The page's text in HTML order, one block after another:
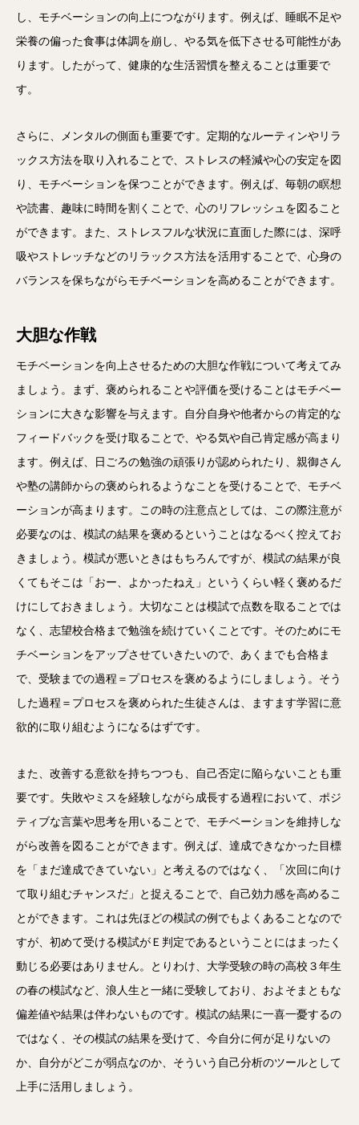
し、モチベーションの向上につながります。例えば、睡眠不足や
栄養の偏った食事は体調を崩し、やる気を低下させる可能性があ
ります。したがって、健康的な生活習慣を整えることは重要で
す。
さらに、メンタルの側面も重要です。定期的なルーティンやリラ
ックス方法を取り入れることで、ストレスの軽減や心の安定を図
り、モチベーションを保つことができます。例えば、毎朝の瞑想
や読書、趣味に時間を割くことで、心のリフレッシュを図ること
ができます。また、ストレスフルな状況に直面した際には、深呼
吸やストレッチなどのリラックス方法を活用することで、心身の
バランスを保ちながらモチベーションを高めることができます。
大胆な作戦
モチベーションを向上させるための大胆な作戦について考えてみ
ましょう。まず、褒められることや評価を受けることはモチベー
ションに大きな影響を与えます。自分自身や他者からの肯定的な
フィードバックを受け取ることで、やる気や自己肯定感が高まり
ます。例えば、日ごろの勉強の頑張りが認められたり、親御さん
や塾の講師からの褒められるようなことを受けることで、モチベ
ーションが高まります。この時の注意点としては、この際注意が
必要なのは、模試の結果を褒めるということはなるべく控えてお
きましょう。模試が悪いときはもちろんですが、模試の結果が良
くてもそこは「おー、よかったねえ」というくらい軽く褒めるだ
けにしておきましょう。大切なことは模試で点数を取ることでは
なく、志望校合格まで勉強を続けていくことです。そのためにモ
チベーションをアップさせていきたいので、あくまでも合格ま
で、受験までの過程＝プロセスを褒めるようにしましょう。そう
した過程＝プロセスを褒められた生徒さんは、ますます学習に意
欲的に取り組むようになるはずです。
また、改善する意欲を持ちつつも、自己否定に陥らないことも重
要です。失敗やミスを経験しながら成長する過程において、ポジ
ティブな言葉や思考を用いることで、モチベーションを維持しな
がら改善を図ることができます。例えば、達成できなかった目標
を「まだ達成できていない」と考えるのではなく、「次回に向け
て取り組むチャンスだ」と捉えることで、自己効力感を高めるこ
とができます。これは先ほどの模試の例でもよくあることなので
すが、初めて受ける模試がＥ判定であるということにはまったく
動じる必要はありません。とりわけ、大学受験の時の高校３年生
の春の模試など、浪人生と一緒に受験しており、およそまともな
偏差値や結果は伴わないものです。模試の結果に一喜一憂するの
ではなく、その模試の結果を受けて、今自分に何が足りないの
か、自分がどこが弱点なのか、そういう自己分析のツールとして
上手に活用しましょう。